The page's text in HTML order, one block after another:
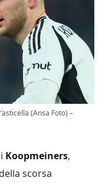
(Ansa Foto) –
Koopmeiners,
scorsa